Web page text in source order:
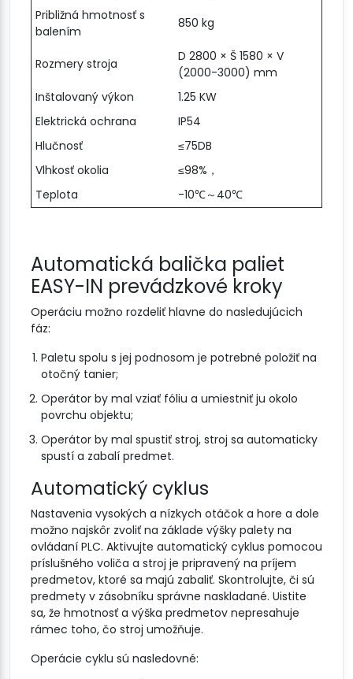
Približná hmotnosť s
balením
850 kg
Rozmery stroja
D 2800 × Š 1580 × V
(2000-3000) mm
Inštalovaný výkon
1.25 KW
Elektrická ochrana
IP54
Hlučnosť
≤75DB
Vlhkosť okolia
≤98%，
Teplota
-10℃～40℃
Automatická balička paliet
EASY-IN prevádzkové kroky
Operáciu možno rozdeliť hlavne do nasledujúcich
fáz:
Paletu spolu s jej podnosom je potrebné položiť na
otočný tanier;
Operátor by mal vziať fóliu a umiestniť ju okolo
povrchu objektu;
Operátor by mal spustiť stroj, stroj sa automaticky
spustí a zabalí predmet.
Automatický cyklus
Nastavenia vysokých a nízkych otáčok a hore a dole
možno najskôr zvoliť na základe výšky palety na
ovládaní PLC. Aktivujte automatický cyklus pomocou
príslušného voliča a stroj je pripravený na príjem
predmetov, ktoré sa majú zabaliť. Skontrolujte, či sú
predmety v zásobníku správne naskladané. Uistite
sa, že hmotnosť a výška predmetov nepresahuje
rámec toho, čo stroj umožňuje.
Operácie cyklu sú nasledovné: